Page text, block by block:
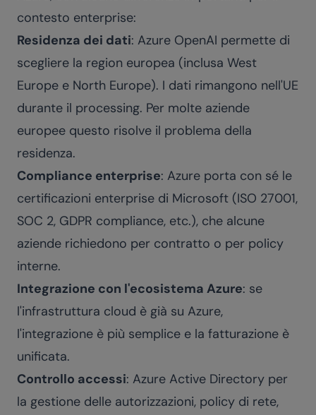
contesto enterprise:
Residenza dei dati: Azure OpenAI permette di
scegliere la region europea (inclusa West
Europe e North Europe). I dati rimangono nell'UE
durante il processing. Per molte aziende
europee questo risolve il problema della
residenza.
Compliance enterprise: Azure porta con sé le
certificazioni enterprise di Microsoft (ISO 27001,
SOC 2, GDPR compliance, etc.), che alcune
aziende richiedono per contratto o per policy
interne.
Integrazione con l'ecosistema Azure: se
l'infrastruttura cloud è già su Azure,
l'integrazione è più semplice e la fatturazione è
unificata.
Controllo accessi: Azure Active Directory per
la gestione delle autorizzazioni, policy di rete,